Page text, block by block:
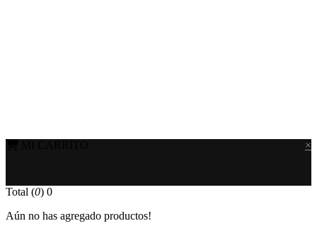
×
Total (0) 0
Aún no has agregado productos!